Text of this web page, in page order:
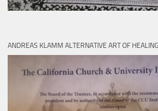
ANDREAS KLAMM ALTERNATIVE ART OF HEALING